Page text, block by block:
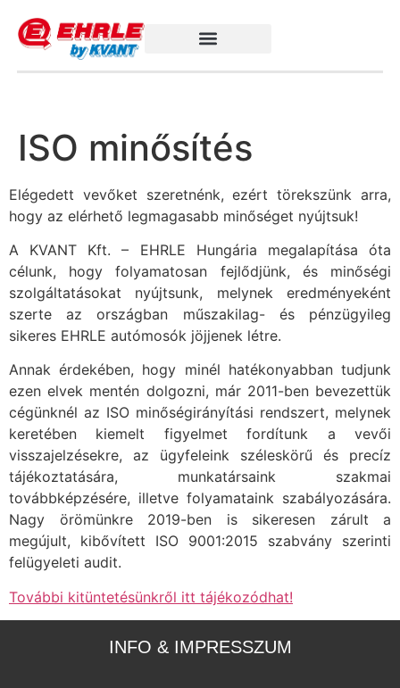
ISO minősítés
Elégedett vevőket szeretnénk, ezért törekszünk arra,
hogy az elérhető legmagasabb minőséget nyújtsuk!
A KVANT Kft. – EHRLE Hungária megalapítása óta
célunk, hogy folyamatosan fejlődjünk, és minőségi
szolgáltatásokat nyújtsunk, melynek eredményeként
szerte az országban műszakilag- és pénzügyileg
sikeres EHRLE autómosók jöjjenek létre.
Annak érdekében, hogy minél hatékonyabban tudjunk
ezen elvek mentén dolgozni, már 2011-ben bevezettük
cégünknél az ISO minőségirányítási rendszert, melynek
keretében kiemelt figyelmet fordítunk a vevői
visszajelzésekre, az ügyfeleink széleskörű és precíz
tájékoztatására, munkatársaink szakmai
továbbképzésére, illetve folyamataink szabályozására.
Nagy örömünkre 2019-ben is sikeresen zárult a
megújult, kibővített ISO 9001:2015 szabvány szerinti
felügyeleti audit.
További kitüntetésünkről itt tájékozódhat!
INFO & IMPRESSZUM